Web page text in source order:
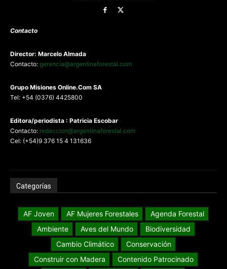
Contacto
Director: Marcelo Almada
Contacto: gerencia@argentinaforestal.com
Grupo Misiones Online.Com SA
Tel: +54 (0376) 4425800
Editora/periodista : Patricia Escobar
Contacto: redaccion@argentinaforestal.com
Cel: (+54)9 376 15 4 131636
Categorías
AF Joven AF Mujeres Forestales
Agenda Forestal
Ambiente
Aves del Mundo
Biodiversidad
Cambio Climático
Conservación
Construir con Madera
Contenido Patrocinado